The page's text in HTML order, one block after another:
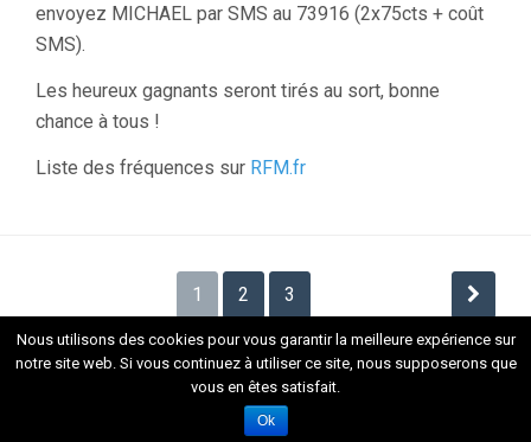
envoyez MICHAEL par SMS au 73916 (2x75cts + coût
SMS).
Les heureux gagnants seront tirés au sort, bonne
chance à tous !
Liste des fréquences sur RFM.fr
Navigation
des
articles
1 2 3
Nous utilisons des cookies pour vous garantir la meilleure expérience sur
notre site web. Si vous continuez à utiliser ce site, nous supposerons que
vous en êtes satisfait.
Ok